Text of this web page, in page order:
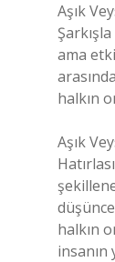
Aşık
ama
halkın
Aşık
halkın